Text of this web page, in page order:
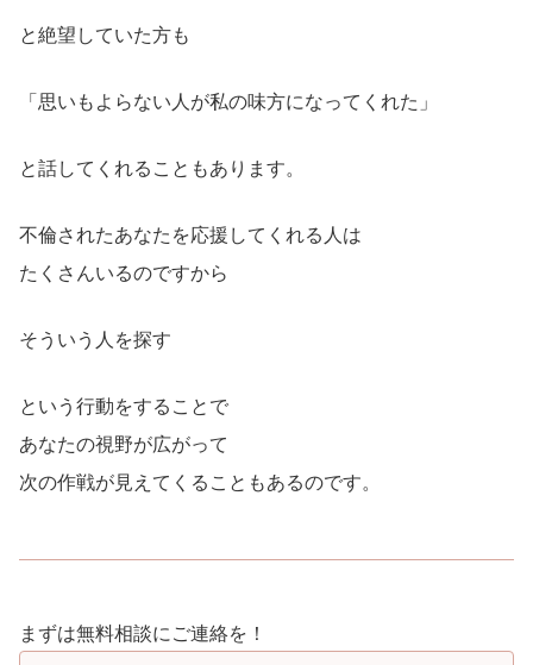
と絶望していた方も
「思いもよらない人が私の味方になってくれた」
と話してくれることもあります。
不倫されたあなたを応援してくれる人は
たくさんいるのですから
そういう人を探す
という行動をすることで
あなたの視野が広がって
次の作戦が見えてくることもあるのです。
まずは無料相談にご連絡を！